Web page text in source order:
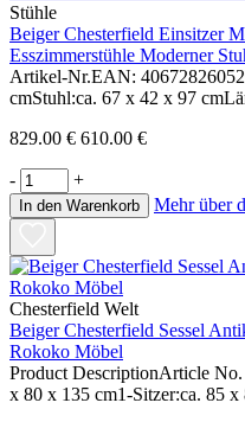
Stühle
Beiger Chesterfield Einsitzer
Esszimmerstühle Moderner
Artikel-Nr.EAN:
cmStuhl:ca. 67 x 42 x 97
829.00 € 610.00 €
- +
In den Warenkorb Mehr über
Chesterfield Welt
Beiger Chesterfield Sessel
Rokoko Möbel
Product DescriptionArticle
x 80 x 135 cm1-Sitzer:ca. 85 x